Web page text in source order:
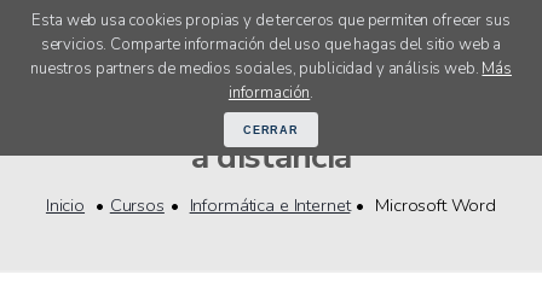
Esta web usa cookies propias y de terceros que permiten ofrecer sus
servicios. Comparte información del uso que hagas del sitio web a
nuestros partners de medios sociales, publicidad y análisis web. Más
información.
CERRAR
menú
Cursos Microsoft Word online y
a distancia
Inicio Cursos Informática e Internet Microsoft Word